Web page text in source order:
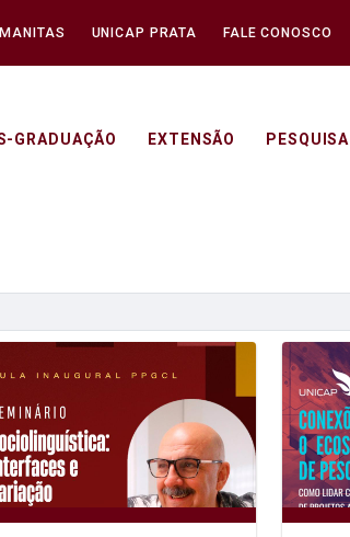
UNICAP PRATA FALE CONOSCO
GRADUAÇÃO EXTENSÃO PESQUISA